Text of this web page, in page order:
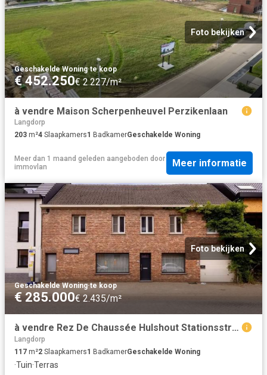
Foto bekijken
Geschakelde Woning·te koop
€ 452.250€ 2.227/m²
à vendre Maison Scherpenheuvel Perzikenlaan
Langdorp
203 m²4 Slaapkamers1 BadkamerGeschakelde Woning
Meer dan 1 maand geleden aangeboden door
immovlan
Meer informatie
Foto bekijken
Geschakelde Woning·te koop
€ 285.000€ 2.435/m²
à vendre Rez De Chaussée Hulshout Stationsstraat
Langdorp
117 m²2 Slaapkamers1 BadkamerGeschakelde Woning
·Tuin·Terras